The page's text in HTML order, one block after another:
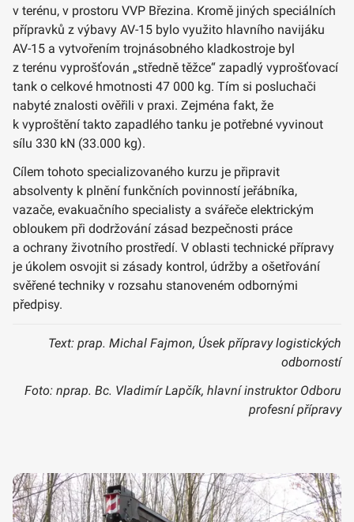
v terénu, v prostoru VVP Březina. Kromě jiných speciálních
přípravků z výbavy AV-15 bylo využito hlavního navijáku
AV-15 a vytvořením trojnásobného kladkostroje byl
z terénu vyprošťován „středně těžce“ zapadlý vyprošťovací
tank o celkové hmotnosti 47 000 kg. Tím si posluchači
nabyté znalosti ověřili v praxi. Zejména fakt, že
k vyproštění takto zapadlého tanku je potřebné vyvinout
sílu 330 kN (33.000 kg).
Cílem tohoto specializovaného kurzu je připravit
absolventy k plnění funkčních povinností jeřábníka,
vazače, evakuačního specialisty a svářeče elektrickým
obloukem při dodržování zásad bezpečnosti práce
a ochrany životního prostředí. V oblasti technické přípravy
je úkolem osvojit si zásady kontrol, údržby a ošetřování
svěřené techniky v rozsahu stanoveném odbornými
předpisy.
Text: prap. Michal Fajmon, Úsek přípravy logistických
odborností
Foto: nprap. Bc. Vladimír Lapčík, hlavní instruktor Odboru
profesní přípravy